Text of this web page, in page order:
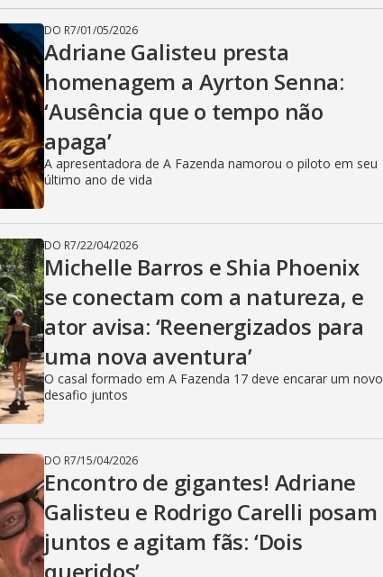
DO R7/01/05/2026
Adriane Galisteu presta
homenagem a Ayrton Senna:
‘Ausência que o tempo não
apaga’
A apresentadora de A Fazenda namorou o piloto em seu
último ano de vida
DO R7/22/04/2026
Michelle Barros e Shia Phoenix
se conectam com a natureza, e
ator avisa: ‘Reenergizados para
uma nova aventura’
O casal formado em A Fazenda 17 deve encarar um novo
desafio juntos
DO R7/15/04/2026
Encontro de gigantes! Adriane
Galisteu e Rodrigo Carelli posam
juntos e agitam fãs: ‘Dois